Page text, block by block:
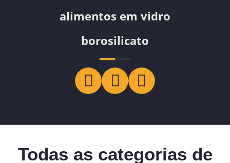
alimentos em vidro
borosilicato
Todas as categorias de